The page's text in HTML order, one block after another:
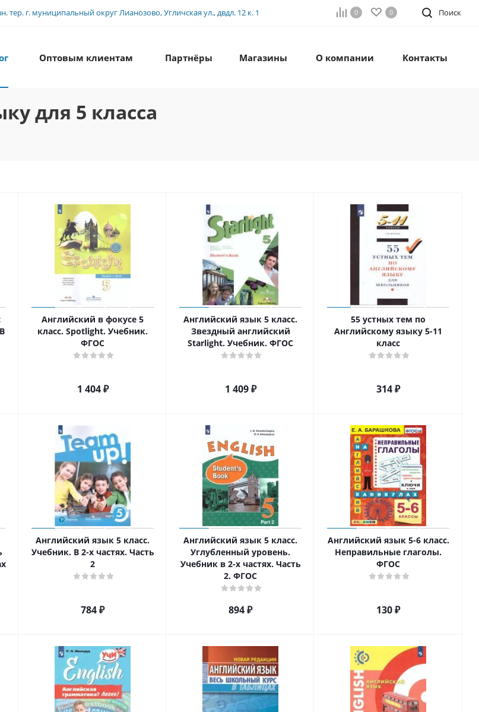
тер. г. муниципальный округ Лианозово, Угличская ул., двдл. 12 к. 1 Поиск
0 0
Оптовым клиентам Партнёры Магазины О компании Контакты
для 5 класса
Английский в фокусе 5
класс. Spotlight. Учебник.
ФГОС
1 404₽
Английский язык 5 класс.
Звездный английский
Starlight. Учебник. ФГОС
1 409₽
55 устных тем по
Английскому языку 5-11
класс
314₽
Английский язык 5 класс.
Учебник. В 2-х частях. Часть
2
784₽
Английский язык 5 класс.
Углубленный уровень.
Учебник в 2-х частях. Часть
2. ФГОС
894₽
Английский язык 5-6 класс.
Неправильные глаголы.
ФГОС
130₽